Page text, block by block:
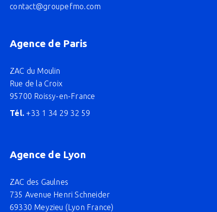
contact@groupefmo.com
Agence de Paris
ZAC du Moulin
Rue de la Croix
95700 Roissy-en-France
Tél. +33 1 34 29 32 59
Agence de Lyon
ZAC des Gaulnes
735 Avenue Henri Schneider
69330 Meyzieu (Lyon France)